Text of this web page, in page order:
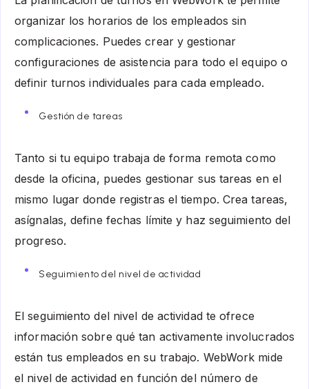
organizar los horarios de los empleados sin
complicaciones. Puedes crear y gestionar
configuraciones de asistencia para todo el equipo o
definir turnos individuales para cada empleado.
Gestión de tareas
Tanto si tu equipo trabaja de forma remota como
desde la oficina, puedes gestionar sus tareas en el
mismo lugar donde registras el tiempo. Crea tareas,
asígnalas, define fechas límite y haz seguimiento del
progreso.
Seguimiento del nivel de actividad
El seguimiento del nivel de actividad te ofrece
información sobre qué tan activamente involucrados
están tus empleados en su trabajo. WebWork mide
el nivel de actividad en función del número de